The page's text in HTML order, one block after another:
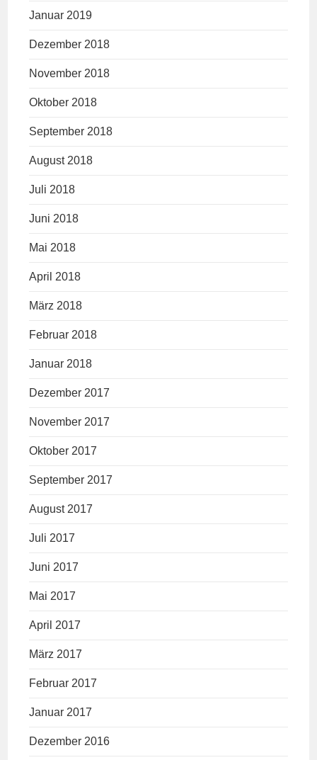
Januar 2019
Dezember 2018
November 2018
Oktober 2018
September 2018
August 2018
Juli 2018
Juni 2018
Mai 2018
April 2018
März 2018
Februar 2018
Januar 2018
Dezember 2017
November 2017
Oktober 2017
September 2017
August 2017
Juli 2017
Juni 2017
Mai 2017
April 2017
März 2017
Februar 2017
Januar 2017
Dezember 2016